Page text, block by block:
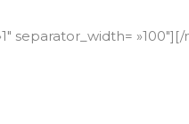
separator_width=